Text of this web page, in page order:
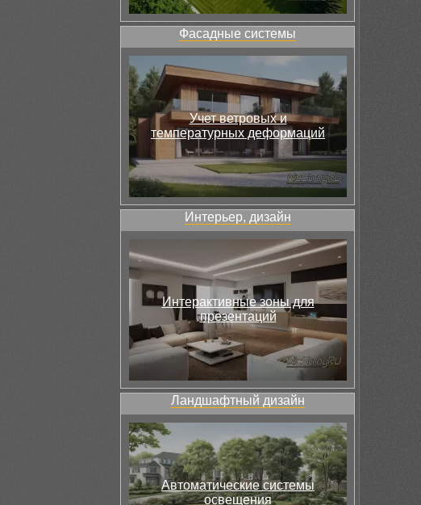
Фасадные системы
Учет ветровых и
температурных деформаций
Интерьер, дизайн
Интерактивные зоны для
презентаций
Ландшафтный дизайн
Автоматические системы
освещения